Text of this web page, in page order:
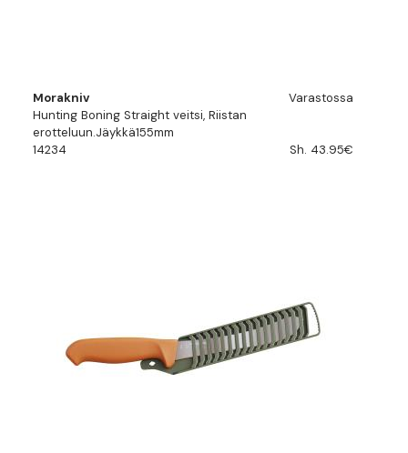
Morakniv
Varastossa
Hunting Boning Straight veitsi, Riistan
erotteluun.Jäykkä155mm
14234
Sh. 43.95€